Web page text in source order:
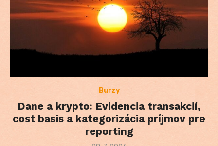
Burzy
Dane a krypto: Evidencia transakcií,
cost basis a kategorizácia príjmov pre
reporting